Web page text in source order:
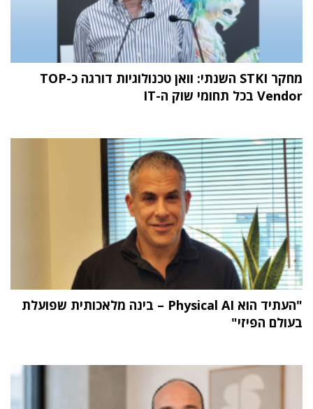
מחקר STKI השנתי: וואן טכנולוגיות דורגה כ-TOP
Vendor בכל תחומי שוק ה-IT
"העתיד הוא Physical AI – בינה מלאכותית שפועלת
בעולם הפיזי"